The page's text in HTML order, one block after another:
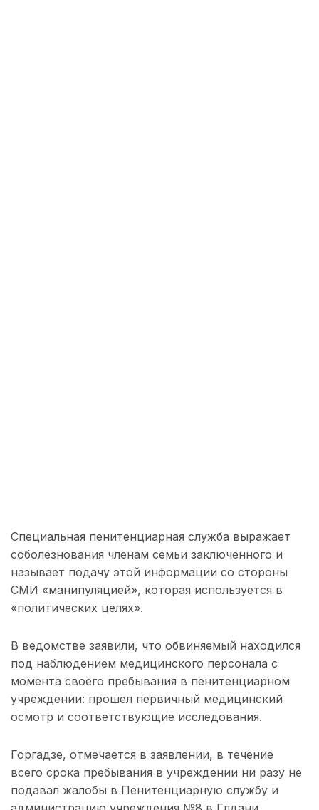
Специальная пенитенциарная служба выражает
соболезнования членам семьи заключенного и
называет подачу этой информации со стороны
СМИ «манипуляцией», которая используется в
«политических целях».
В ведомстве заявили, что обвиняемый находился
под наблюдением медицинского персонала с
момента своего пребывания в пенитенциарном
учреждении: прошел первичный медицинский
осмотр и соответствующие исследования.
Горгадзе, отмечается в заявлении, в течение
всего срока пребывания в учреждении ни разу не
подавал жалобы в Пенитенциарную службу и